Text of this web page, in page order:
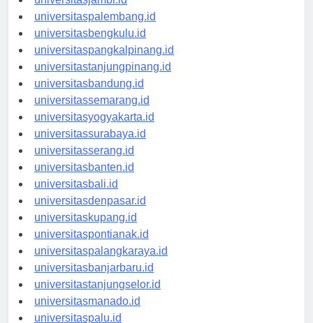
universitasjambi.id
universitaspalembang.id
universitasbengkulu.id
universitaspangkalpinang.id
universitastanjungpinang.id
universitasbandung.id
universitassemarang.id
universitasyogyakarta.id
universitassurabaya.id
universitasserang.id
universitasbanten.id
universitasbali.id
universitasdenpasar.id
universitaskupang.id
universitaspontianak.id
universitaspalangkaraya.id
universitasbanjarbaru.id
universitastanjungselor.id
universitasmanado.id